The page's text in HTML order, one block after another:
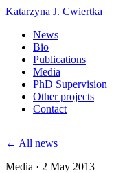
Katarzyna J. Cwiertka
News
Bio
Publications
Media
PhD Supervision
Other projects
Contact
← All news
Media · 2 May 2013